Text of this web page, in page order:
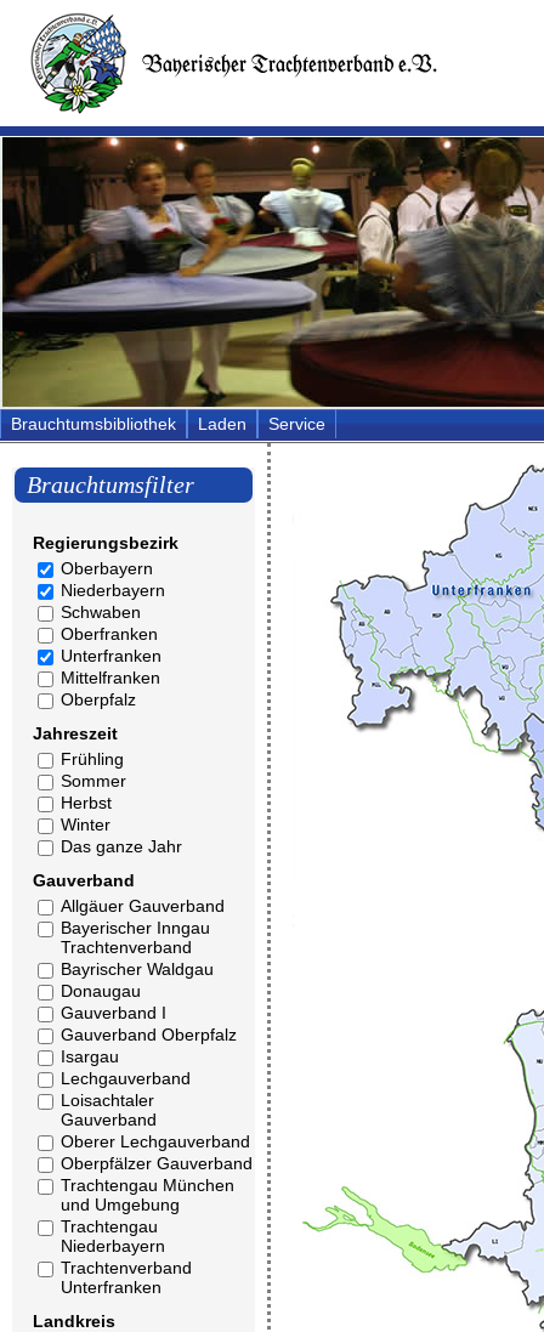
Brauchtumsbibliothek Laden Service
Brauchtumsfilter
Regierungsbezirk
Oberbayern
Niederbayern
Schwaben
Oberfranken
Unterfranken
Mittelfranken
Oberpfalz
Jahreszeit
Frühling
Sommer
Herbst
Winter
Das ganze Jahr
Gauverband
Allgäuer Gauverband
Bayerischer Inngau
Trachtenverband
Bayrischer Waldgau
Donaugau
Gauverband I
Gauverband Oberpfalz
Isargau
Lechgauverband
Loisachtaler
Gauverband
Oberer Lechgauverband
Oberpfälzer Gauverband
Trachtengau München
und Umgebung
Trachtengau
Niederbayern
Trachtenverband
Unterfranken
Landkreis